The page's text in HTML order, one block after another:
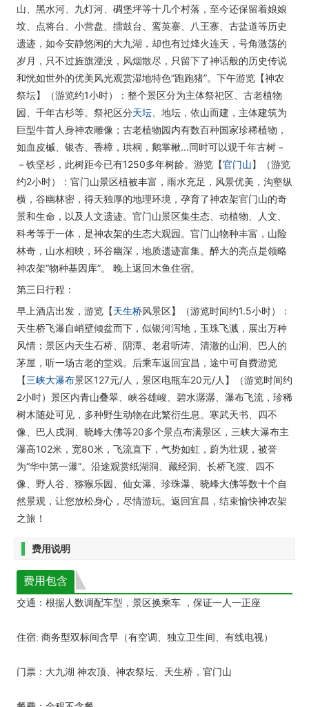
山、黑水河、九灯河、碉堡坪等十几个村落，至今还保留着娘娘
坟、点将台、小营盘、擂鼓台、鸾英寨、八王寨、古盐道等历史
遗迹，如今安静悠闲的大九湖，却也有过烽火连天，号角激荡的
岁月，只不过旌旗湮没，风烟散尽，只留下了神话般的历史传说
和恍如世外的优美风光观赏湿地特色“跑跑猪”。下午游览【神农
祭坛】（游览约1小时）：整个景区分为主体祭祀区、古老植物
园、千年古杉等。祭祀区分天坛 、地坛，依山而建，主体建筑为
巨型牛首人身神农雕像；古老植物园内有数百种国家珍稀植物，
如血皮槭、银杏、香樟，珙桐，鹅掌楸...同时可以观千年古树－
－铁坚杉，此树距今已有1250多年树龄。游览【官门山】（游览
约2小时）：官门山景区植被丰富，雨水充足，风景优美，沟壑纵
横，谷幽林密，得天独厚的地理环境，孕育了神农架官门山的奇
景和生命，以及人文遗迹。官门山景区集生态、动植物、人文、
科考等于一体，是神农架的生态大观园。官门山物种丰富，山险
林奇，山水相映，环谷幽深，地质遗迹富集。醉大的亮点是领略
神农架“物种基因库”。 晚上返回木鱼住宿。
第三日行程：
早上酒店出发，游览【天生桥风景区】（游览时间约1.5小时）：
天生桥飞瀑自峭壁倾盆而下，似银河泻地，玉珠飞溅，展出万种
风情；景区内天生石桥、阴潭、老君听涛、清澈的山涧、巴人的
茅屋，听一场古老的堂戏。后乘车返回宜昌，途中可自费游览
【三峡大瀑布景区127元/人，景区电瓶车20元/人】（游览时间约
2小时）景区内青山叠翠、峡谷雄峻、碧水潺潺、瀑布飞流，珍稀
树木随处可见，多种野生动物在此繁衍生息。寒武天书、四不
像、巴人戌洞、晓峰大佛等20多个景点布满景区，三峡大瀑布主
瀑高102米，宽80米，飞流直下，气势如虹，蔚为壮观，被誉
为“华中第一瀑”。沿途观赏纸湖洞、藏经洞、长桥飞渡、四不
像、野人谷、猕猴乐园、仙女瀑、珍珠瀑、晓峰大佛等数十个自
然景观，让您放松身心，尽情游玩。返回宜昌，结束愉快神农架
之旅！
费用说明
费用包含
交通：根据人数调配车型，景区换乘车 ，保证一人一正座
住宿: 商务型双标间含早（有空调、独立卫生间、有线电视）
门票：大九湖 神农顶、神农祭坛、天生桥，官门山